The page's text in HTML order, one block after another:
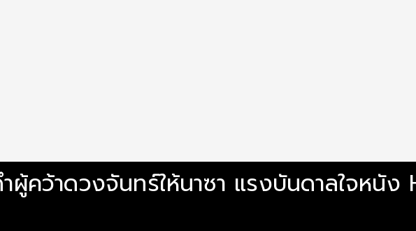
ผู้คว้าดวงจันทร์ให้นาซา แรงบันดาลใจหนั